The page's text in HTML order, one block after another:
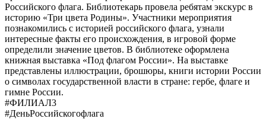
Российского флага. Библиотекарь провела ребятам экскурс в
историю «Три цвета Родины». Участники мероприятия
познакомились с историей российского флага, узнали
интересные факты его происхождения, в игровой форме
определили значение цветов. В библиотеке оформлена
книжная выставка «Под флагом России». На выставке
представлены иллюстрации, брошюры, книги истории России
о символах государственной власти в стране: гербе, флаге и
гимне России.
#ФИЛИАЛ3
#ДеньРоссийскогофлага